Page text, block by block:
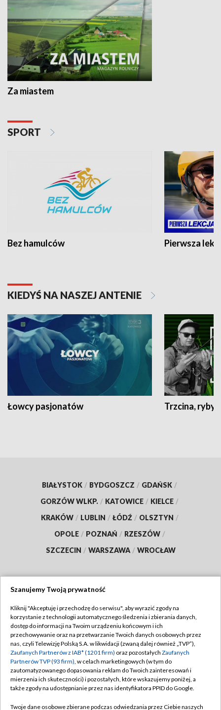
Za miastem
SPORT
Bez hamulców Pierwsza
KIEDYŚ NA NASZEJ ANTENIE
Łowcy pasjonatów Trzcina, ryby
BIAŁYSTOK / BYDGOSZCZ / GDAŃSK /
GORZÓW WLKP. / KATOWICE / KIELCE /
KRAKÓW / LUBLIN / ŁÓDŹ / OLSZTYN /
OPOLE / POZNAŃ / RZESZÓW /
SZCZECIN / WARSZAWA / WROCŁAW
TVP
Abonament TVP
Emisja w TVP
Centrum informacji TVP
Naziemna Telewizja Cyfrowa
Regulamin TVP
Polityka prywatności
Moje zgody
Pomoc
Szanujemy Twoją prywatność
Kliknij "Akceptuję i przechodzę do serwisu", aby wyrazić zgody na
korzystanie z technologii automatycznego śledzenia i zbierania danych,
dostęp do informacji na Twoim urządzeniu końcowym i ich
przechowywanie oraz na przetwarzanie Twoich danych osobowych przez
nas, czyli Telewizję Polską S.A. w likwidacji (zwaną dalej również „TVP”),
Zaufanych Partnerów z IAB* (1201 firm) oraz pozostałych Zaufanych
Partnerów TVP (93 firm), w celach marketingowych (w tym do
zautomatyzowanego dopasowania reklam do Twoich zainteresowań i
mierzenia ich skuteczności) i pozostałych, które wskazujemy poniżej, a
także zgody na udostępnianie przez nas identyfikatora PPID do Google.
Twoje dane osobowe zbierane podczas odwiedzania przez Ciebie naszych